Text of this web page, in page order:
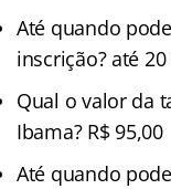
Até quando
inscrição? até
Qual o valor da
Ibama? R$ 95,00
Até quando